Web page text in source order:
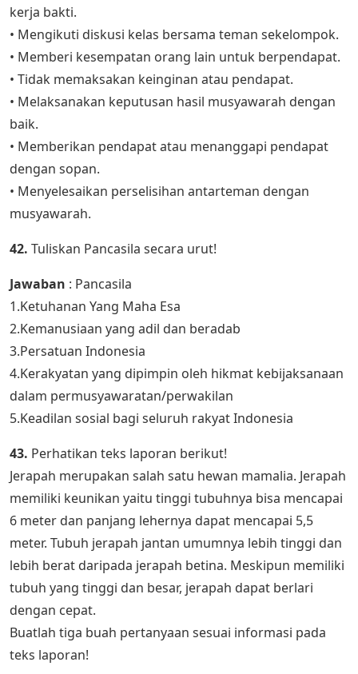
kerja bakti.
• Mengikuti diskusi kelas bersama teman sekelompok.
• Memberi kesempatan orang lain untuk berpendapat.
• Tidak memaksakan keinginan atau pendapat.
• Melaksanakan keputusan hasil musyawarah dengan
baik.
• Memberikan pendapat atau menanggapi pendapat
dengan sopan.
• Menyelesaikan perselisihan antarteman dengan
musyawarah.
42. Tuliskan Pancasila secara urut!
Jawaban : Pancasila
1.Ketuhanan Yang Maha Esa
2.Kemanusiaan yang adil dan beradab
3.Persatuan Indonesia
4.Kerakyatan yang dipimpin oleh hikmat kebijaksanaan
dalam permusyawaratan/perwakilan
5.Keadilan sosial bagi seluruh rakyat Indonesia
43. Perhatikan teks laporan berikut!
Jerapah merupakan salah satu hewan mamalia. Jerapah
memiliki keunikan yaitu tinggi tubuhnya bisa mencapai
6 meter dan panjang lehernya dapat mencapai 5,5
meter. Tubuh jerapah jantan umumnya lebih tinggi dan
lebih berat daripada jerapah betina. Meskipun memiliki
tubuh yang tinggi dan besar, jerapah dapat berlari
dengan cepat.
Buatlah tiga buah pertanyaan sesuai informasi pada
teks laporan!